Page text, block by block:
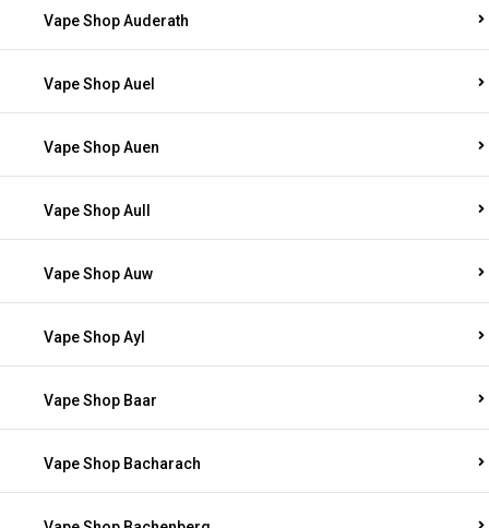
Vape Shop Auderath
Vape Shop Auel
Vape Shop Auen
Vape Shop Aull
Vape Shop Auw
Vape Shop Ayl
Vape Shop Baar
Vape Shop Bacharach